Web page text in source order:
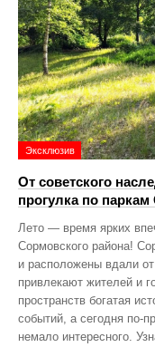
Эксклюзив
От советского
прогулка по
Лето — время ярких
Сормовского района!
и расположены вдали
привлекают жителей и
пространств богатая
событий, а сегодня
немало интересного.